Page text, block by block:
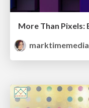
marktimemedia